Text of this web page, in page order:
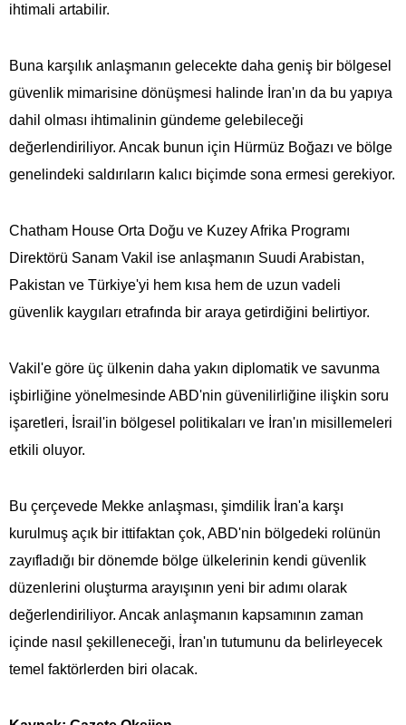
ihtimali artabilir.
Buna karşılık anlaşmanın gelecekte daha geniş bir bölgesel
güvenlik mimarisine dönüşmesi halinde İran'ın da bu yapıya
dahil olması ihtimalinin gündeme gelebileceği
değerlendiriliyor. Ancak bunun için Hürmüz Boğazı ve bölge
genelindeki saldırıların kalıcı biçimde sona ermesi gerekiyor.
Chatham House Orta Doğu ve Kuzey Afrika Programı
Direktörü Sanam Vakil ise anlaşmanın Suudi Arabistan,
Pakistan ve Türkiye'yi hem kısa hem de uzun vadeli
güvenlik kaygıları etrafında bir araya getirdiğini belirtiyor.
Vakil'e göre üç ülkenin daha yakın diplomatik ve savunma
işbirliğine yönelmesinde ABD'nin güvenilirliğine ilişkin soru
işaretleri, İsrail'in bölgesel politikaları ve İran'ın misillemeleri
etkili oluyor.
Bu çerçevede Mekke anlaşması, şimdilik İran'a karşı
kurulmuş açık bir ittifaktan çok, ABD'nin bölgedeki rolünün
zayıfladığı bir dönemde bölge ülkelerinin kendi güvenlik
düzenlerini oluşturma arayışının yeni bir adımı olarak
değerlendiriliyor. Ancak anlaşmanın kapsamının zaman
içinde nasıl şekilleneceği, İran'ın tutumunu da belirleyecek
temel faktörlerden biri olacak.